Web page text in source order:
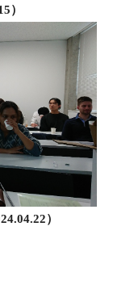
）
）